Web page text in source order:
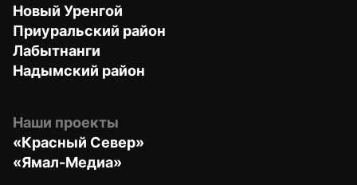
Новый Уренгой
Приуральский район
Лабытнанги
Надымский район
Наши проекты
«Красный Север»
«Ямал-Медиа»